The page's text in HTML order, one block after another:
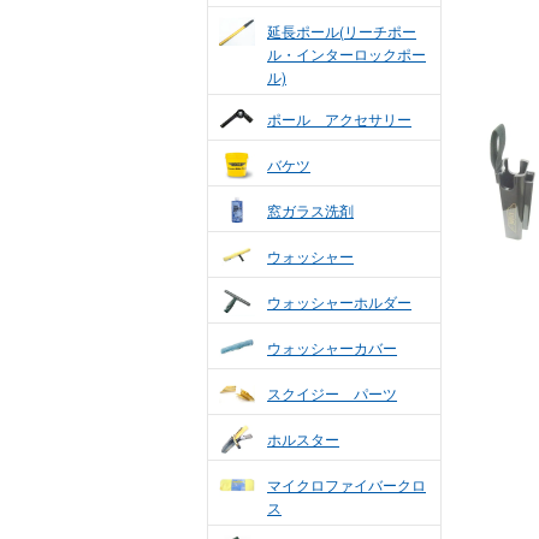
延長ポール(リーチポー
ル・インターロックポー
ル)
ポール アクセサリー
バケツ
窓ガラス洗剤
ウォッシャー
ウォッシャーホルダー
ウォッシャーカバー
スクイジー パーツ
ホルスター
マイクロファイバークロ
ス